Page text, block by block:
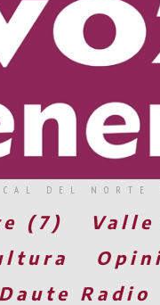
DEL
(7)
Radio